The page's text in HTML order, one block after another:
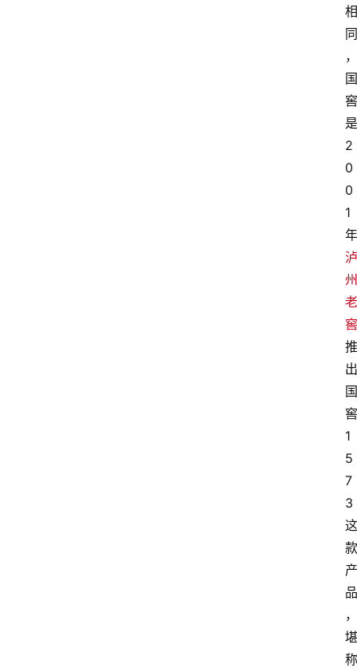
相
同
，
国
窖
是
2
0
0
1
年
泸
州
老
窖
推
出
国
窖
1
5
7
3
这
款
产
品
，
堪
称